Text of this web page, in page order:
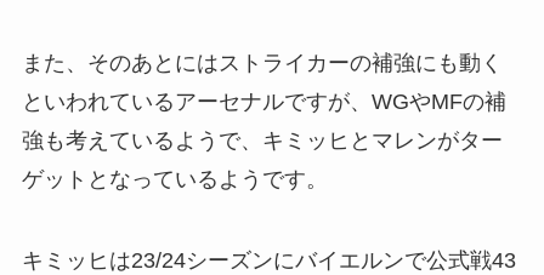
また、そのあとにはストライカーの補強にも動く
といわれているアーセナルですが、WGやMFの補
強も考えているようで、キミッヒとマレンがター
ゲットとなっているようです。
キミッヒは23/24シーズンにバイエルンで公式戦43